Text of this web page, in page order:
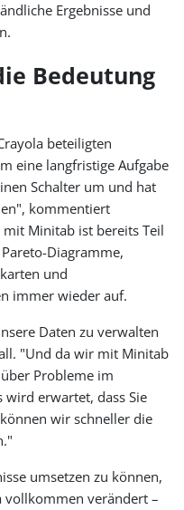
Ergebnisse und
Bedeutung
beteiligten
eine langfristige Aufgabe
Schalter um und hat
kommentiert
Minitab ist bereits Teil
Diagramme,
und
immer wieder auf.
Daten zu verwalten
"Und da wir mit Minitab
Probleme im
erwartet, dass Sie
wir schneller die
umsetzen zu können,
vollkommen verändert –